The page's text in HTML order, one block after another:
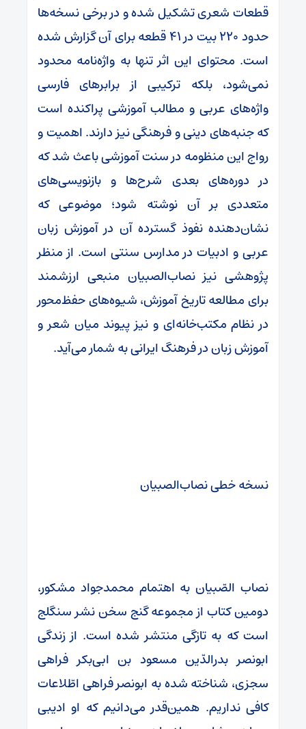
قطعات شعری تشکیل شده و در برخی نسخه‌ها
حدود ۲۲۰ بیت در ۴۱ قطعه برای آن گزارش شده
است. محتوای این اثر تنها به واژه‌نامه محدود
نمی‌شود، بلکه ترکیبی از برابرهای فارسی
واژه‌های عربی و مطالب آموزشی پراکنده است
که جنبه‌های دینی و فرهنگی نیز دارند. اهمیت و
رواج این منظومه در سنت آموزشی باعث شد که
در دوره‌های بعدی شرح‌ها و بازنویسی‌های
متعددی بر آن نوشته شود؛ موضوعی که
نشان‌دهنده نفوذ گسترده آن در آموزش زبان
عربی و ادبیات در مدارس سنتی است. از منظر
پژوهشی نیز نصاب‌الصبیان منبعی ارزشمند
برای مطالعه تاریخ آموزش، شیوه‌های حفظ‌محور
در نظام مکتب‌خانه‌ای و نیز پیوند میان شعر و
آموزش زبان در فرهنگ ایرانی به شمار می‌آید.
نسخه خطی نصاب‌الصبیان
ن‍ص‍اب‌ ال‍صّ‍ب‍ی‍ان به اهتمام محمدجواد مشکور،
دومین کتاب از مجموعه گنج سخن نشر سنگلج
است که به تازگی منتشر شده است. از زندگی
ابونصر بدرالدّین مسعود بن ابی‌بکر فراهی
سجزی، شناخته شده به ابونصر فراهی اطّلاعات
کافی نداریم. همین‌قدر می‌دانیم که او ادیبی